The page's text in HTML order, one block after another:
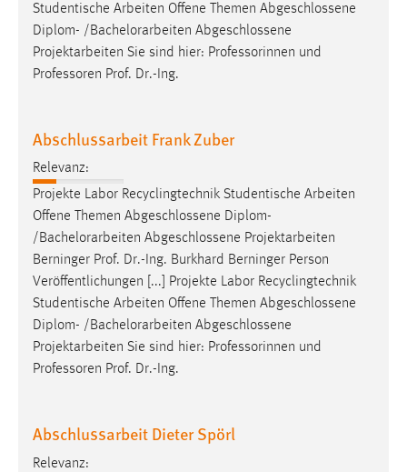
Studentische Arbeiten Offene Themen Abgeschlossene
Diplom- / Bachelorarbeiten Abgeschlossene
Projektarbeiten Sie sind hier: Professorinnen und
Professoren Prof. Dr.-Ing.
Abschlussarbeit Frank Zuber
Relevanz:
Projekte Labor Recyclingtechnik Studentische Arbeiten
Offene Themen Abgeschlossene Diplom-
/Bachelorarbeiten Abgeschlossene Projektarbeiten
Berninger Prof. Dr.-Ing. Burkhard Berninger Person
Veröffentlichungen [...] Projekte Labor Recyclingtechnik
Studentische Arbeiten Offene Themen Abgeschlossene
Diplom- /Bachelorarbeiten Abgeschlossene
Projektarbeiten Sie sind hier: Professorinnen und
Professoren Prof. Dr.-Ing.
Abschlussarbeit Dieter Spörl
Relevanz: